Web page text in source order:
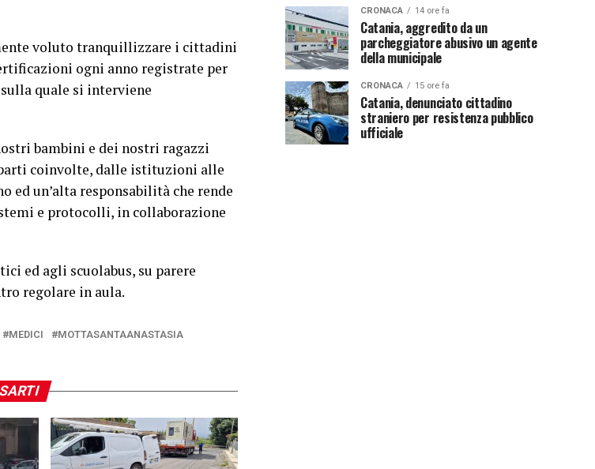
voluto tranquillizzare i cittadini
ogni anno registrate per
quale si interviene
bambini e dei nostri ragazzi
coinvolte, dalle istituzioni alle
ed un’alta responsabilità che rende
e protocolli, in collaborazione
ed agli scuolabus, su parere
regolare in aula.
MEDICI
MOTTASANTAANASTASIA
CRONACA 14 ore fa
Catania, aggredito da un
parcheggiatore abusivo un agente
della municipale
CRONACA 15 ore fa
Catania, denunciato cittadino
straniero per resistenza pubblico
ufficiale